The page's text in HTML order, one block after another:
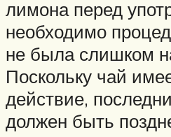
лимона перед
необходимо
не была слишком
Поскольку чай
действие,
должен быть